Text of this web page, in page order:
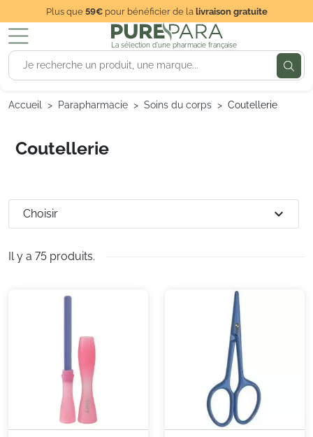
Plus que59€pour bénéficier de lalivraison gratuite
La sélection d'une pharmacie française
Accueil Parapharmacie Soins du corps Coutellerie
Coutellerie
Il y a 75 produits.
Choisir expand_more